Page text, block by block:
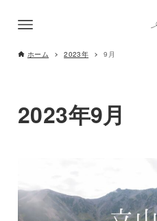
ホーム 2023年 9月
2023年9月